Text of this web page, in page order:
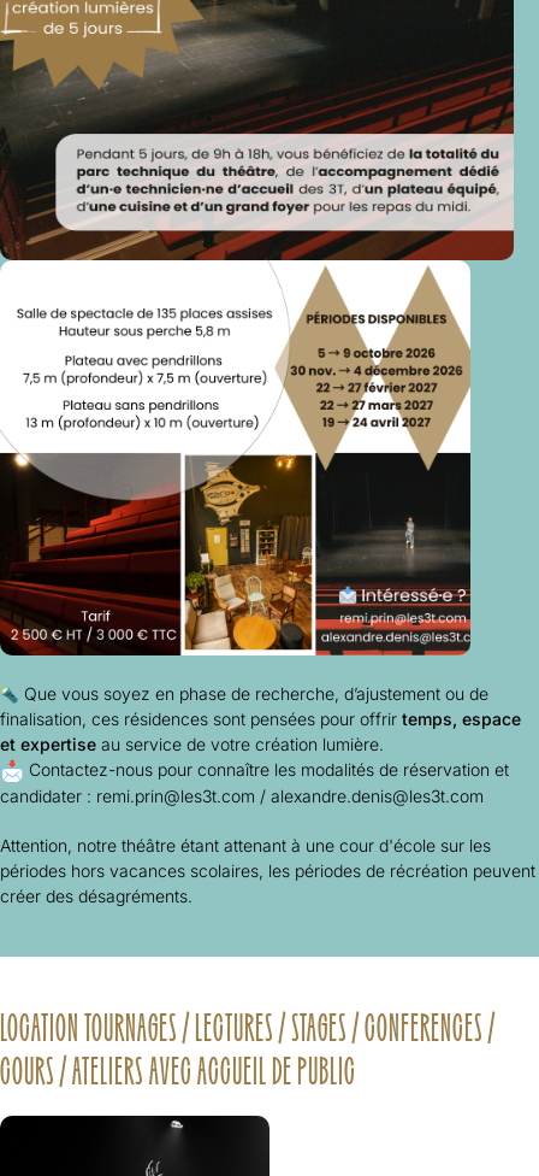
Que vous soyez en phase de recherche, d’ajustement ou de
finalisation, ces résidences sont pensées pour offrir temps, espace
et expertise au service de votre création lumière.
Contactez-nous pour connaître les modalités de réservation et
candidater : remi.prin@les3t.com / alexandre.denis@les3t.com
Attention, notre théâtre étant attenant à une cour d'école sur les
périodes hors vacances scolaires, les périodes de récréation peuvent
créer des désagréments.
LOCATION TOURNAGES / LECTURES / STAGES / CONFERENCES /
COURS / ATELIERS AVEC ACCUEIL DE PUBLIC